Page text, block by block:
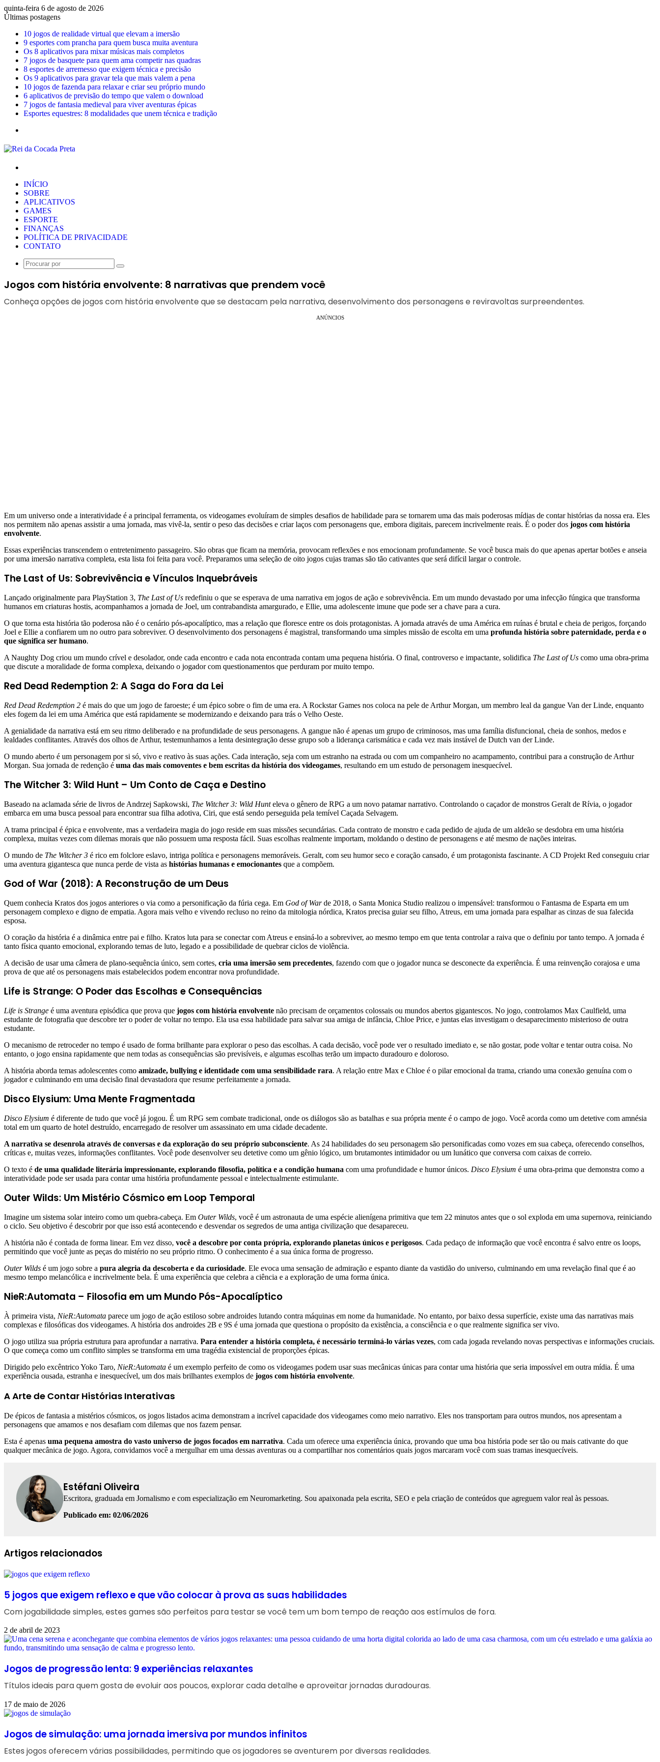
quinta-feira 6 de agosto de 2026
Últimas postagens
10 jogos de realidade virtual que elevam a imersão
9 esportes com prancha para quem busca muita aventura
Os 8 aplicativos para mixar músicas mais completos
7 jogos de basquete para quem ama competir nas quadras
8 esportes de arremesso que exigem técnica e precisão
Os 9 aplicativos para gravar tela que mais valem a pena
10 jogos de fazenda para relaxar e criar seu próprio mundo
6 aplicativos de previsão do tempo que valem o download
7 jogos de fantasia medieval para viver aventuras épicas
Esportes equestres: 8 modalidades que unem técnica e tradição
INÍCIO
SOBRE
APLICATIVOS
GAMES
ESPORTE
FINANÇAS
POLÍTICA DE PRIVACIDADE
CONTATO
Procurar
Jogos com história envolvente: 8 narrativas que prendem você
Conheça opções de jogos com história envolvente que se destacam pela narrativa, desenvolvimento dos personagens e reviravoltas surpreendentes.
ANÚNCIOS
Em um universo onde a interatividade é a principal ferramenta, os videogames evoluíram de simples desafios de habilidade para se tornarem uma das mais poderosas mídias de contar histórias da nossa era. Eles
nos permitem não apenas assistir a uma jornada, mas vivê-la, sentir o peso das decisões e criar laços com personagens que, embora digitais, parecem incrivelmente reais. É o poder dos jogos com história
envolvente.
Essas experiências transcendem o entretenimento passageiro. São obras que ficam na memória, provocam reflexões e nos emocionam profundamente. Se você busca mais do que apenas apertar botões e anseia
por uma imersão narrativa completa, esta lista foi feita para você. Preparamos uma seleção de oito jogos cujas tramas são tão cativantes que será difícil largar o controle.
The Last of Us: Sobrevivência e Vínculos Inquebráveis
Lançado originalmente para PlayStation 3, The Last of Us redefiniu o que se esperava de uma narrativa em jogos de ação e sobrevivência. Em um mundo devastado por uma infecção fúngica que transforma
humanos em criaturas hostis, acompanhamos a jornada de Joel, um contrabandista amargurado, e Ellie, uma adolescente imune que pode ser a chave para a cura.
O que torna esta história tão poderosa não é o cenário pós-apocalíptico, mas a relação que floresce entre os dois protagonistas. A jornada através de uma América em ruínas é brutal e cheia de perigos, forçando
Joel e Ellie a confiarem um no outro para sobreviver. O desenvolvimento dos personagens é magistral, transformando uma simples missão de escolta em uma profunda história sobre paternidade, perda e o
que significa ser humano.
A Naughty Dog criou um mundo crível e desolador, onde cada encontro e cada nota encontrada contam uma pequena história. O final, controverso e impactante, solidifica The Last of Us como uma obra-prima
que discute a moralidade de forma complexa, deixando o jogador com questionamentos que perduram por muito tempo.
Red Dead Redemption 2: A Saga do Fora da Lei
Red Dead Redemption 2 é mais do que um jogo de faroeste; é um épico sobre o fim de uma era. A Rockstar Games nos coloca na pele de Arthur Morgan, um membro leal da gangue Van der Linde, enquanto
eles fogem da lei em uma América que está rapidamente se modernizando e deixando para trás o Velho Oeste.
A genialidade da narrativa está em seu ritmo deliberado e na profundidade de seus personagens. A gangue não é apenas um grupo de criminosos, mas uma família disfuncional, cheia de sonhos, medos e
lealdades conflitantes. Através dos olhos de Arthur, testemunhamos a lenta desintegração desse grupo sob a liderança carismática e cada vez mais instável de Dutch van der Linde.
O mundo aberto é um personagem por si só, vivo e reativo às suas ações. Cada interação, seja com um estranho na estrada ou com um companheiro no acampamento, contribui para a construção de Arthur
Morgan. Sua jornada de redenção é uma das mais comoventes e bem escritas da história dos videogames, resultando em um estudo de personagem inesquecível.
The Witcher 3: Wild Hunt – Um Conto de Caça e Destino
Baseado na aclamada série de livros de Andrzej Sapkowski, The Witcher 3: Wild Hunteleva o gênero de RPG a um novo patamar narrativo. Controlando o caçador de monstros Geralt de Rívia, o jogador
embarca em uma busca pessoal para encontrar sua filha adotiva, Ciri, que está sendo perseguida pela temível Caçada Selvagem.
A trama principal é épica e envolvente, mas a verdadeira magia do jogo reside em suas missões secundárias. Cada contrato de monstro e cada pedido de ajuda de um aldeão se desdobra em uma história
complexa, muitas vezes com dilemas morais que não possuem uma resposta fácil. Suas escolhas realmente importam, moldando o destino de personagens e até mesmo de nações inteiras.
O mundo de The Witcher 3 é rico em folclore eslavo, intriga política e personagens memoráveis. Geralt, com seu humor seco e coração cansado, é um protagonista fascinante. A CD Projekt Red conseguiu criar
uma aventura gigantesca que nunca perde de vista as histórias humanas e emocionantes que a compõem.
God of War (2018): A Reconstrução de um Deus
Quem conhecia Kratos dos jogos anteriores o via como a personificação da fúria cega. Em God of Warde 2018, o Santa Monica Studio realizou o impensável: transformou o Fantasma de Esparta em um
personagem complexo e digno de empatia. Agora mais velho e vivendo recluso no reino da mitologia nórdica, Kratos precisa guiar seu filho, Atreus, em uma jornada para espalhar as cinzas de sua falecida
esposa.
O coração da história é a dinâmica entre pai e filho. Kratos luta para se conectar com Atreus e ensiná-lo a sobreviver, ao mesmo tempo em que tenta controlar a raiva que o definiu por tanto tempo. A jornada é
tanto física quanto emocional, explorando temas de luto, legado e a possibilidade de quebrar ciclos de violência.
A decisão de usar uma câmera de plano-sequência único, sem cortes, cria uma imersão sem precedentes, fazendo com que o jogador nunca se desconecte da experiência. É uma reinvenção corajosa e uma
prova de que até os personagens mais estabelecidos podem encontrar nova profundidade.
Life is Strange: O Poder das Escolhas e Consequências
Life is Strange é uma aventura episódica que prova que jogos com história envolvente não precisam de orçamentos colossais ou mundos abertos gigantescos. No jogo, controlamos Max Caulfield, uma
estudante de fotografia que descobre ter o poder de voltar no tempo. Ela usa essa habilidade para salvar sua amiga de infância, Chloe Price, e juntas elas investigam o desaparecimento misterioso de outra
estudante.
O mecanismo de retroceder no tempo é usado de forma brilhante para explorar o peso das escolhas. A cada decisão, você pode ver o resultado imediato e, se não gostar, pode voltar e tentar outra coisa. No
entanto, o jogo ensina rapidamente que nem todas as consequências são previsíveis, e algumas escolhas terão um impacto duradouro e doloroso.
A história aborda temas adolescentes como amizade, bullying e identidade com uma sensibilidade rara. A relação entre Max e Chloe é o pilar emocional da trama, criando uma conexão genuína com o
jogador e culminando em uma decisão final devastadora que resume perfeitamente a jornada.
Disco Elysium: Uma Mente Fragmentada
Disco Elysium é diferente de tudo que você já jogou. É um RPG sem combate tradicional, onde os diálogos são as batalhas e sua própria mente é o campo de jogo. Você acorda como um detetive com amnésia
total em um quarto de hotel destruído, encarregado de resolver um assassinato em uma cidade decadente.
A narrativa se desenrola através de conversas e da exploração do seu próprio subconsciente. As 24 habilidades do seu personagem são personificadas como vozes em sua cabeça, oferecendo conselhos,
críticas e, muitas vezes, informações conflitantes. Você pode desenvolver seu detetive como um gênio lógico, um brutamontes intimidador ou um lunático que conversa com caixas de correio.
O texto é de uma qualidade literária impressionante, explorando filosofia, política e a condição humana com uma profundidade e humor únicos. Disco Elysium é uma obra-prima que demonstra como a
interatividade pode ser usada para contar uma história profundamente pessoal e intelectualmente estimulante.
Outer Wilds: Um Mistério Cósmico em Loop Temporal
Imagine um sistema solar inteiro como um quebra-cabeça. Em Outer Wilds, você é um astronauta de uma espécie alienígena primitiva que tem 22 minutos antes que o sol exploda em uma supernova, reiniciando
o ciclo. Seu objetivo é descobrir por que isso está acontecendo e desvendar os segredos de uma antiga civilização que desapareceu.
A história não é contada de forma linear. Em vez disso, você a descobre por conta própria, explorando planetas únicos e perigosos. Cada pedaço de informação que você encontra é salvo entre os loops,
permitindo que você junte as peças do mistério no seu próprio ritmo. O conhecimento é a sua única forma de progresso.
Outer Wilds é um jogo sobre a pura alegria da descoberta e da curiosidade. Ele evoca uma sensação de admiração e espanto diante da vastidão do universo, culminando em uma revelação final que é ao
mesmo tempo melancólica e incrivelmente bela. É uma experiência que celebra a ciência e a exploração de uma forma única.
NieR:Automata – Filosofia em um Mundo Pós-Apocalíptico
À primeira vista, NieR:Automata parece um jogo de ação estiloso sobre androides lutando contra máquinas em nome da humanidade. No entanto, por baixo dessa superfície, existe uma das narrativas mais
complexas e filosóficas dos videogames. A história dos androides 2B e 9S é uma jornada que questiona o propósito da existência, a consciência e o que realmente significa ser vivo.
O jogo utiliza sua própria estrutura para aprofundar a narrativa. Para entender a história completa, é necessário terminá-lo várias vezes, com cada jogada revelando novas perspectivas e informações cruciais.
O que começa como um conflito simples se transforma em uma tragédia existencial de proporções épicas.
Dirigido pelo excêntrico Yoko Taro, NieR:Automata é um exemplo perfeito de como os videogames podem usar suas mecânicas únicas para contar uma história que seria impossível em outra mídia. É uma
experiência ousada, estranha e inesquecível, um dos mais brilhantes exemplos de jogos com história envolvente.
A Arte de Contar Histórias Interativas
De épicos de fantasia a mistérios cósmicos, os jogos listados acima demonstram a incrível capacidade dos videogames como meio narrativo. Eles nos transportam para outros mundos, nos apresentam a
personagens que amamos e nos desafiam com dilemas que nos fazem pensar.
Esta é apenas uma pequena amostra do vasto universo de jogos focados em narrativa. Cada um oferece uma experiência única, provando que uma boa história pode ser tão ou mais cativante do que
qualquer mecânica de jogo. Agora, convidamos você a mergulhar em uma dessas aventuras ou a compartilhar nos comentários quais jogos marcaram você com suas tramas inesquecíveis.
Estéfani Oliveira
Escritora, graduada em Jornalismo e com especialização em Neuromarketing. Sou apaixonada pela escrita, SEO e pela criação de conteúdos que agreguem valor real às pessoas.
Publicado em: 02/06/2026
Facebook
Linkedin
WhatsApp
Telegram
Artigos relacionados
5 jogos que exigem reflexo e que vão colocar à prova as suas habilidades
Com jogabilidade simples, estes games são perfeitos para testar se você tem um bom tempo de reação aos estímulos de fora.
2 de abril de 2023
Jogos de progressão lenta: 9 experiências relaxantes
Títulos ideais para quem gosta de evoluir aos poucos, explorar cada detalhe e aproveitar jornadas duradouras.
17 de maio de 2026
Jogos de simulação: uma jornada imersiva por mundos infinitos
Estes jogos oferecem várias possibilidades, permitindo que os jogadores se aventurem por diversas realidades.